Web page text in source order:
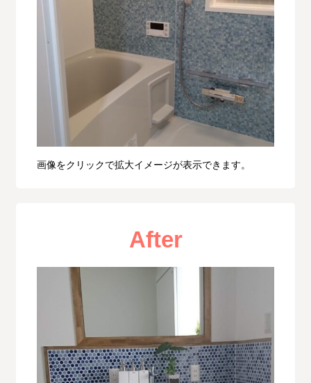
画像をクリックで拡大イメージが表示できます。
After